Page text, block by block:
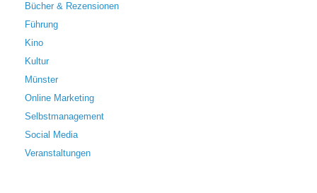
Bücher & Rezensionen
Führung
Kino
Kultur
Münster
Online Marketing
Selbstmanagement
Social Media
Veranstaltungen